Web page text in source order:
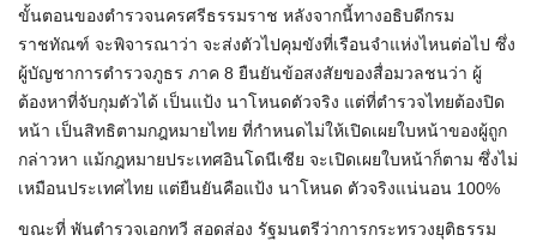
ขั้นตอนของตำรวจนครศรีธรรมราช หลังจากนี้ทางอธิบดีกรม
ราชทัณฑ์ จะพิจารณาว่า จะส่งตัวไปคุมขังที่เรือนจำแห่งไหนต่อไป ซึ่ง
ผู้บัญชาการตำรวจภูธร ภาค 8 ยืนยันข้อสงสัยของสื่อมวลชนว่า ผู้
ต้องหาที่จับกุมตัวได้ เป็นแป้ง นาโหนดตัวจริง แต่ที่ตำรวจไทยต้องปิด
หน้า เป็นสิทธิตามกฎหมายไทย ที่กำหนดไม่ให้เปิดเผยใบหน้าของผู้ถูก
กล่าวหา แม้กฎหมายประเทศอินโดนีเซีย จะเปิดเผยใบหน้าก็ตาม ซึ่งไม่
เหมือนประเทศไทย แต่ยืนยันคือแป้ง นาโหนด ตัวจริงแน่นอน 100%
ขณะที่ พันตำรวจเอกทวี สอดส่อง รัฐมนตรีว่าการกระทรวงยุติธรรม